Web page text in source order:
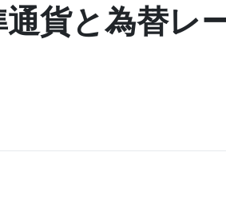
貨と為替レ